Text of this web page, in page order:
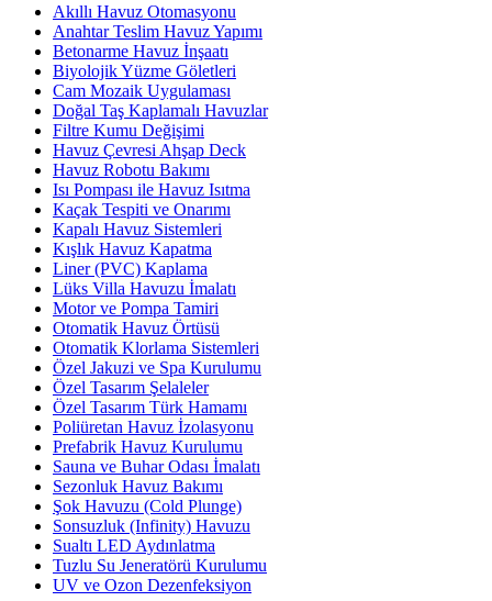
Akıllı Havuz Otomasyonu
Anahtar Teslim Havuz Yapımı
Betonarme Havuz İnşaatı
Biyolojik Yüzme Göletleri
Cam Mozaik Uygulaması
Doğal Taş Kaplamalı Havuzlar
Filtre Kumu Değişimi
Havuz Çevresi Ahşap Deck
Havuz Robotu Bakımı
Isı Pompası ile Havuz Isıtma
Kaçak Tespiti ve Onarımı
Kapalı Havuz Sistemleri
Kışlık Havuz Kapatma
Liner (PVC) Kaplama
Lüks Villa Havuzu İmalatı
Motor ve Pompa Tamiri
Otomatik Havuz Örtüsü
Otomatik Klorlama Sistemleri
Özel Jakuzi ve Spa Kurulumu
Özel Tasarım Şelaleler
Özel Tasarım Türk Hamamı
Poliüretan Havuz İzolasyonu
Prefabrik Havuz Kurulumu
Sauna ve Buhar Odası İmalatı
Sezonluk Havuz Bakımı
Şok Havuzu (Cold Plunge)
Sonsuzluk (Infinity) Havuzu
Sualtı LED Aydınlatma
Tuzlu Su Jeneratörü Kurulumu
UV ve Ozon Dezenfeksiyon